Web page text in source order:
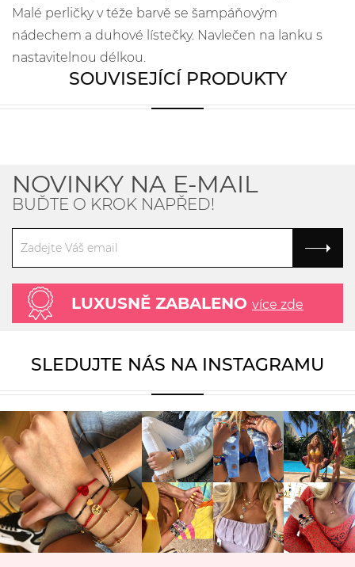
Malé perličky v téže barvě se šampáňovým
nádechem a duhové lístečky. Navlečen na lanku s
nastavitelnou délkou.
SOUVISEJÍCÍ PRODUKTY
NOVINKY NA E-MAIL
BUĎTE O KROK NAPŘED!
LUXUSNĚ ZABALENO více zde
SLEDUJTE NÁS NA INSTAGRAMU